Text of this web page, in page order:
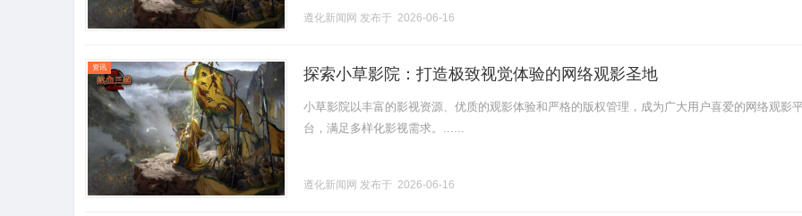
遵化新闻网 发布于 2026-06-16
资讯 探索小草影院：打造极致视觉体验的网络观影圣地
小草影院以丰富的影视资源、优质的观影体验和严格的版权管理，成为广大用户喜爱的网络观影
台，满足多样化影视需求。......
遵化新闻网 发布于 2026-06-16